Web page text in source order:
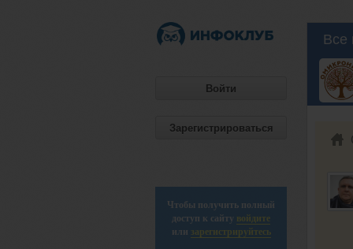
Войти
Зарегистрироваться
Чтобы получить полный
доступ к сайту войдите
или зарегистрируйтесь
Все